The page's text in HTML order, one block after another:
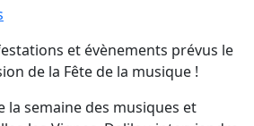
et évènements prévus le
de la Fête de la musique !
la semaine des musiques et